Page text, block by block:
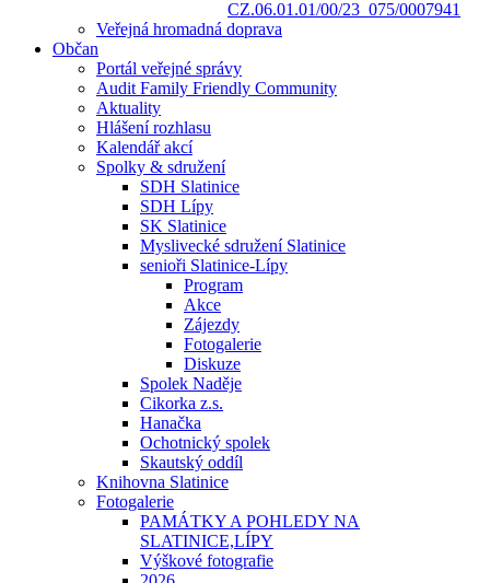
CZ.06.01.01/00/23_075/0007941
Veřejná hromadná doprava
Občan
Portál veřejné správy
Audit Family Friendly Community
Aktuality
Hlášení rozhlasu
Kalendář akcí
Spolky & sdružení
SDH Slatinice
SDH Lípy
SK Slatinice
Myslivecké sdružení Slatinice
senioři Slatinice-Lípy
Program
Akce
Zájezdy
Fotogalerie
Diskuze
Spolek Naděje
Cikorka z.s.
Hanačka
Ochotnický spolek
Skautský oddíl
Knihovna Slatinice
Fotogalerie
PAMÁTKY A POHLEDY NA
SLATINICE,LÍPY
Výškové fotografie